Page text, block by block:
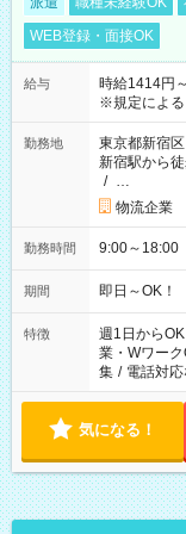
WEB登録・面接OK
給与
時給1414円
※規定による
勤務地
東京都新宿区
新宿駅から
/ …
物流企業
勤務時間 9:00～18:00
期間 即日～OK！
特徴 週1日からOK
業・Wワー
集 / 電話対応
気になる！